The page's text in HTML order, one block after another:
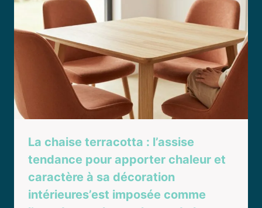
La chaise terracotta : l’assise
tendance pour apporter chaleur et
caractère à sa décoration
intérieures’est imposée comme